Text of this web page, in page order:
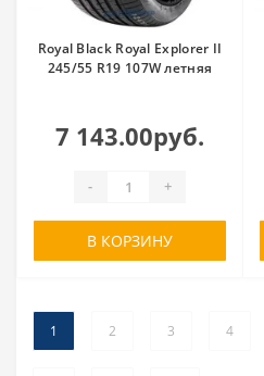
Royal Black Royal Explorer II
245/55 R19 107W летняя
7 143.00руб.
- +
В КОРЗИНУ
1 2 3 4